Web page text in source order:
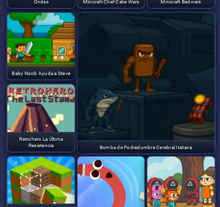
Ondas Minicraft Chef Cake Wars Minicraft Bedwars
Baby Noob Ayuda a Steve
Bomba de Podredumbre Cerebral Italiana
Retrohero La Última
Resistencia